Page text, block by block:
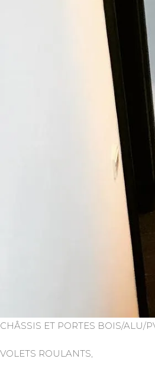
CHÂSSIS ET PORTES BOIS/ALU/
VOLETS ROULANTS,